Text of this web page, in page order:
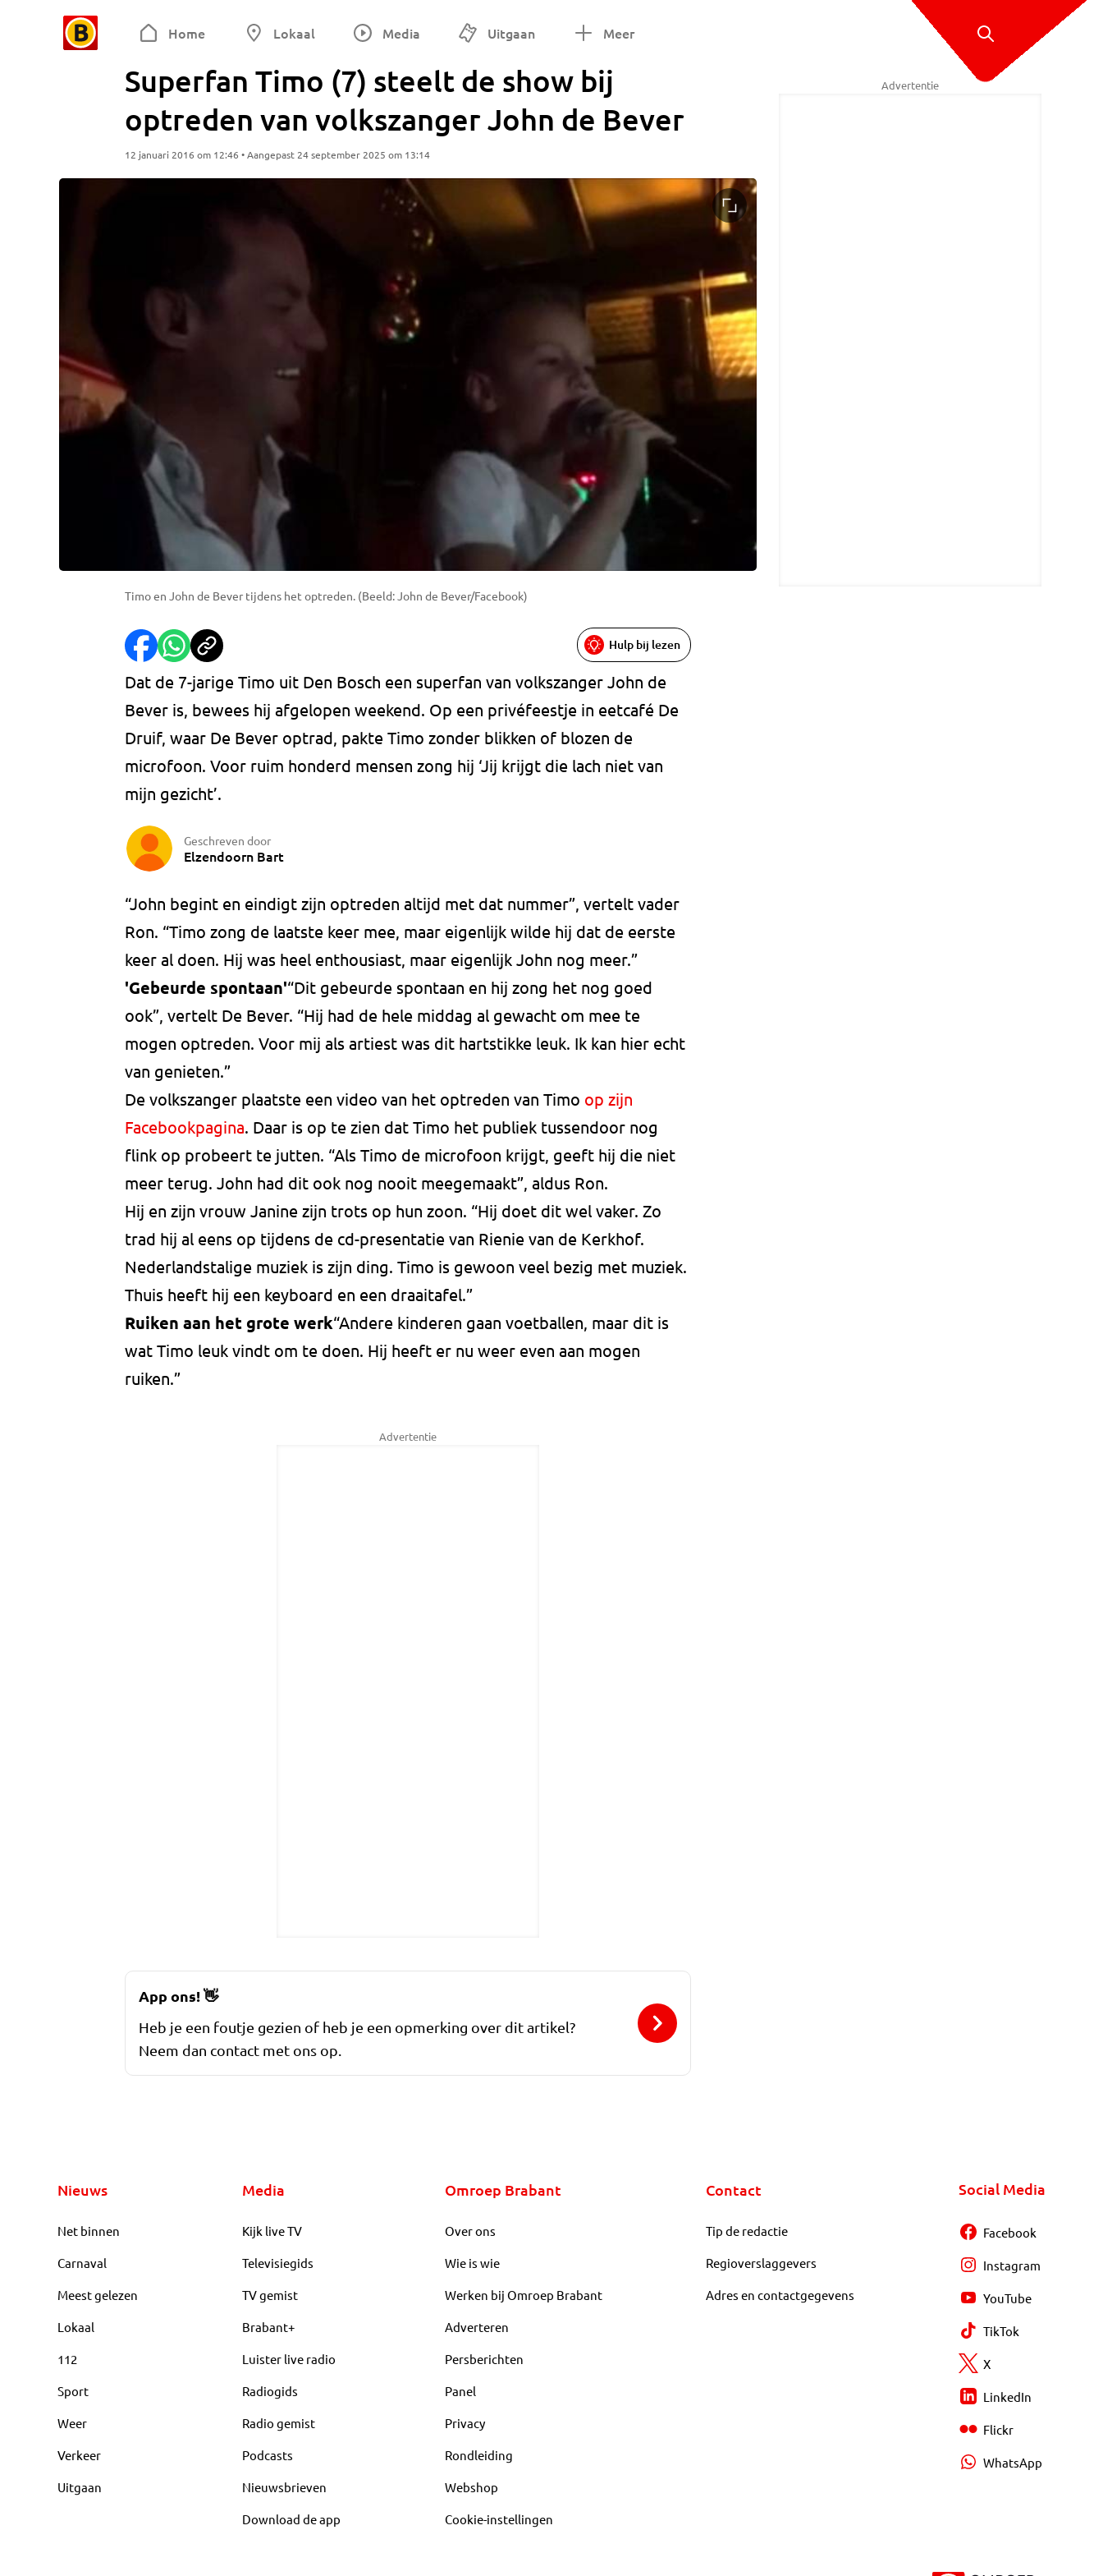
Home Lokaal Media Uitgaan Meer
Superfan Timo (7) steelt de show bij
optreden van volkszanger John de Bever
12 januari 2016 om 12:46 • Aangepast 24 september 2025 om 13:14
Timo en John de Bever tijdens het optreden. (Beeld: John de Bever/Facebook)
Hulp bij lezen
Dat de 7-jarige Timo uit Den Bosch een superfan van volkszanger John de
Bever is, bewees hij afgelopen weekend. Op een privéfeestje in eetcafé De
Druif, waar De Bever optrad, pakte Timo zonder blikken of blozen de
microfoon. Voor ruim honderd mensen zong hij ‘Jij krijgt die lach niet van
mijn gezicht’.
Geschreven door
Elzendoorn Bart
“John begint en eindigt zijn optreden altijd met dat nummer”, vertelt vader
Ron. “Timo zong de laatste keer mee, maar eigenlijk wilde hij dat de eerste
keer al doen. Hij was heel enthousiast, maar eigenlijk John nog meer.”
'Gebeurde spontaan'“Dit gebeurde spontaan en hij zong het nog goed
ook”, vertelt De Bever. “Hij had de hele middag al gewacht om mee te
mogen optreden. Voor mij als artiest was dit hartstikke leuk. Ik kan hier echt
van genieten.”
De volkszanger plaatste een video van het optreden van Timo op zijn
Facebookpagina. Daar is op te zien dat Timo het publiek tussendoor nog
flink op probeert te jutten. “Als Timo de microfoon krijgt, geeft hij die niet
meer terug. John had dit ook nog nooit meegemaakt”, aldus Ron.
Hij en zijn vrouw Janine zijn trots op hun zoon. “Hij doet dit wel vaker. Zo
trad hij al eens op tijdens de cd-presentatie van Rienie van de Kerkhof.
Nederlandstalige muziek is zijn ding. Timo is gewoon veel bezig met muziek.
Thuis heeft hij een keyboard en een draaitafel.”
Ruiken aan het grote werk“Andere kinderen gaan voetballen, maar dit is
wat Timo leuk vindt om te doen. Hij heeft er nu weer even aan mogen
ruiken.”
Advertentie
Advertentie
App ons!👋
Heb je een foutje gezien of heb je een opmerking over dit artikel?
Neem dan contact met ons op.
Nieuws
Net binnen
Carnaval
Meest gelezen
Lokaal
112
Sport
Weer
Verkeer
Uitgaan
Media
Kijk live TV
Televisiegids
TV gemist
Brabant+
Luister live radio
Radiogids
Radio gemist
Podcasts
Nieuwsbrieven
Download de app
Omroep Brabant
Over ons
Wie is wie
Werken bij Omroep Brabant
Adverteren
Persberichten
Panel
Privacy
Rondleiding
Webshop
Cookie-instellingen
Contact
Tip de redactie
Regioverslaggevers
Adres en contactgegevens
Social Media
Facebook
Instagram
YouTube
TikTok
X
LinkedIn
Flickr
WhatsApp